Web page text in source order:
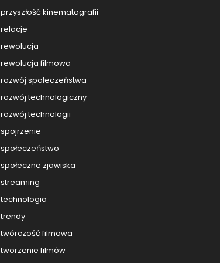
przyszłość kinematografii
relacje
rewolucja
rewolucja filmowa
rozwój społeczeństwa
rozwój technologiczny
rozwój technologii
spojrzenie
społeczeństwo
społeczne zjawiska
streaming
technologia
trendy
twórczość filmowa
tworzenie filmów